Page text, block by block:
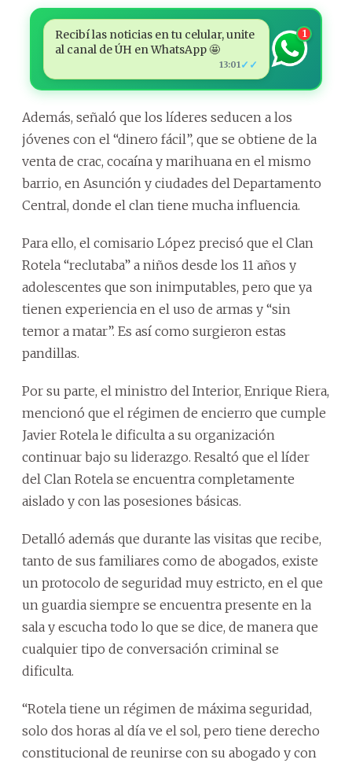
Recibí las noticias en tu celular, unite
al canal de ÚH en WhatsApp 🤩
13:01 ✓✓
1
Además, señaló que los líderes seducen a los
jóvenes con el “dinero fácil”, que se obtiene de la
venta de crac, cocaína y marihuana en el mismo
barrio, en Asunción y ciudades del Departamento
Central, donde el clan tiene mucha influencia.
Para ello, el comisario López precisó que el Clan
Rotela “reclutaba” a niños desde los 11 años y
adolescentes que son inimputables, pero que ya
tienen experiencia en el uso de armas y “sin
temor a matar”. Es así como surgieron estas
pandillas.
Por su parte, el ministro del Interior, Enrique Riera,
mencionó que el régimen de encierro que cumple
Javier Rotela le dificulta a su organización
continuar bajo su liderazgo. Resaltó que el líder
del Clan Rotela se encuentra completamente
aislado y con las posesiones básicas.
Detalló además que durante las visitas que recibe,
tanto de sus familiares como de abogados, existe
un protocolo de seguridad muy estricto, en el que
un guardia siempre se encuentra presente en la
sala y escucha todo lo que se dice, de manera que
cualquier tipo de conversación criminal se
dificulta.
“Rotela tiene un régimen de máxima seguridad,
solo dos horas al día ve el sol, pero tiene derecho
constitucional de reunirse con su abogado y con